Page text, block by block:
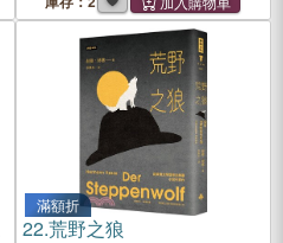
滿額折
22.荒野之狼